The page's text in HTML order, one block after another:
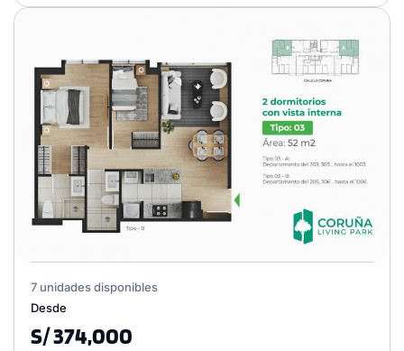
7 unidades disponibles
Desde
S/ 374,000